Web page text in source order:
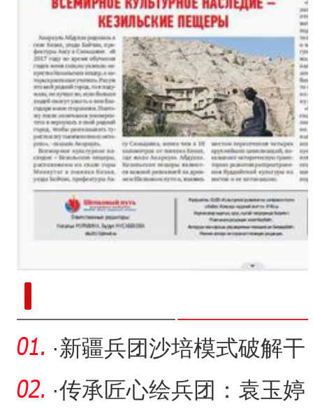
·新疆兵团沙培模式破解干
旱半干旱地区设施农业困
·传承匠心绘兵团：袁玉婷